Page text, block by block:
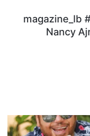
#magazine_lb
Nancy